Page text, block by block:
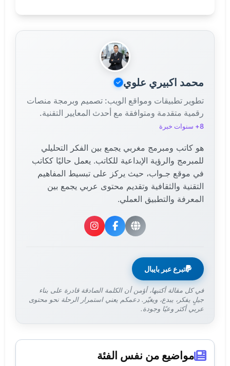
يطورها بنك الشعب الصيني. هدفه تقليل الاعتماد على
النقد الورقي وزيادة الكفاءة في المعاملات المالية.
محمد اكبيري علوي
تطوير تطبيقات ومواقع الويب: تصميم وبرمجة منصات
رقمية متقدمة ومتوافقة مع أحدث المعايير التقنية.
8+ سنوات خبرة
هو كاتب ومبرمج مغربي يجمع بين الفكر التحليلي
للمبرمج والرؤية الإبداعية للكاتب. يعمل حاليًا ككاتب
في موقع جـواب، حيث يركز على تبسيط المفاهيم
التقنية والثقافية وتقديم محتوى عربي يجمع بين
المعرفة والتطبيق العملي.
تبرع عبر بايبال
في كل مقالة أكتبها، أؤمن أن الكلمة الصادقة قادرة على بناء
جيلٍ يفكر، يبدع، ويغيّر. دعمكم يعني استمرار الرحلة نحو محتوى
عربي أكثر وعيًا وجودة.
مواضيع من نفس الفئة